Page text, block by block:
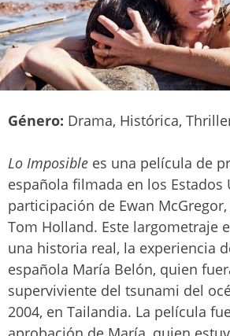
Género: Drama, Histórica,
Lo Imposible es una película de
española filmada en los Estados
participación de Ewan
Tom Holland. Este largometraje
una historia real, la experiencia
española María Belón, quien
superviviente del tsunami del
2004, en Tailandia. La película